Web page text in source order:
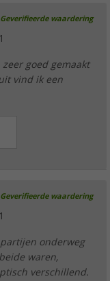
Geverifieerde waardering
goed gemaakt
vind ik een
Geverifieerde waardering
partijen onderweg
waren,
verschillend.